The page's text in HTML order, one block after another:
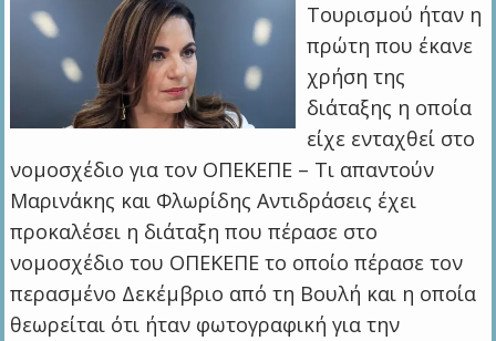
Τουρισμού ήταν η
πρώτη που έκανε
χρήση της
διάταξης η οποία
είχε ενταχθεί στο
νομοσχέδιο για τον ΟΠΕΚΕΠΕ – Τι απαντούν
Μαρινάκης και Φλωρίδης Αντιδράσεις έχει
προκαλέσει η διάταξη που πέρασε στο
νομοσχέδιο του ΟΠΕΚΕΠΕ το οποίο πέρασε τον
περασμένο Δεκέμβριο από τη Βουλή και η οποία
θεωρείται ότι ήταν φωτογραφική για την